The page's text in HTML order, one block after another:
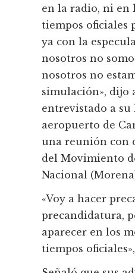
en la radio, ni en
tiempos oficiales
ya con la
nosotros no
nosotros no
simulación», dijo
entrevistado a su
aeropuerto de
una reunión con
del Movimiento
Nacional
«Voy a hacer
precandidatura,
aparecer en los
tiempos